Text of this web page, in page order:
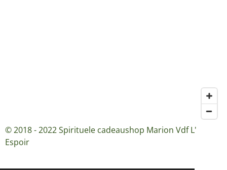
© 2018 - 2022 Spirituele cadeaushop Marion Vdf L'
Espoir